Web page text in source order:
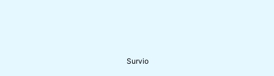
Survio